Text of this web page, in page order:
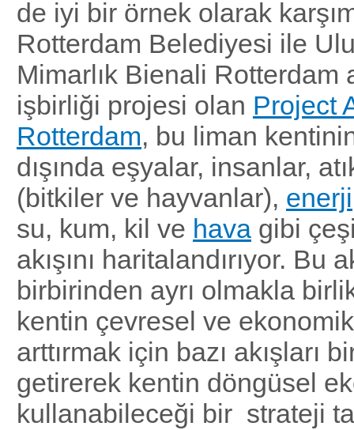
de iyi bir örnek olarak
Rotterdam Belediyesi ile
Mimarlık Bienali Rotterdam
işbirliği projesi olan Project
Rotterdam, bu liman
dışında eşyalar, insanlar,
(bitkiler ve hayvanlar), enerji
su, kum, kil ve hava gibi
akışını haritalandırıyor. Bu
birbirinden ayrı olmakla
kentin çevresel ve ekonomik
arttırmak için bazı akışları
getirerek kentin döngüsel
kullanabileceği bir strateji